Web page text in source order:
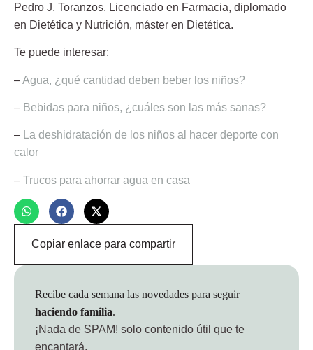
Pedro J. Toranzos. Licenciado en Farmacia, diplomado
en Dietética y Nutrición, máster en Dietética.
Te puede interesar:
–Agua, ¿qué cantidad deben beber los niños?
– Bebidas para niños, ¿cuáles son las más sanas?
–
La deshidratación de los niños al hacer deporte con
calor
– Trucos para ahorrar agua en casa
Copiar enlace para compartir
Recibe cada semana las novedades para seguir
haciendo familia.
¡Nada de SPAM! solo contenido útil que te
encantará.